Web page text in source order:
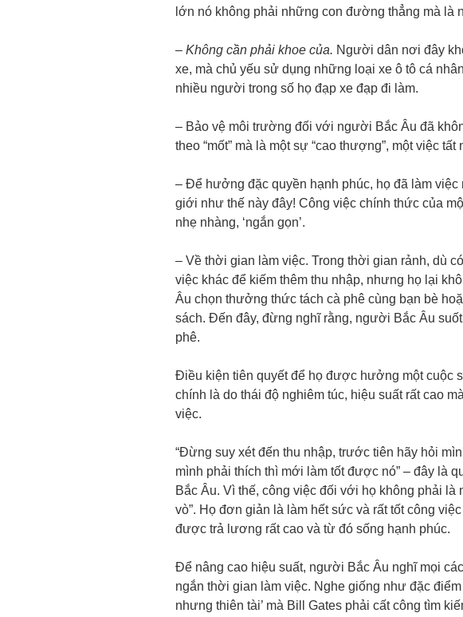
lớn nó không phải những con đường thẳng mà là
– Không cần phải khoe của. Người dân nơi đây
xe, mà chủ yếu sử dụng những loại xe ô tô cá
nhiều người trong số họ đạp xe đạp đi làm.
– Bảo vệ môi trường đối với người Bắc Âu đã
theo “mốt” mà là một sự “cao thượng”, một việc tất
– Để hưởng đặc quyền hạnh phúc, họ đã làm việc
giới như thế này đây! Công việc chính thức của
nhẹ nhàng, ‘ngắn gọn’.
– Về thời gian làm việc. Trong thời gian rảnh, dù
việc khác để kiếm thêm thu nhập, nhưng họ lại
Âu chọn thưởng thức tách cà phê cùng bạn bè
sách. Đến đây, đừng nghĩ rằng, người Bắc Âu
phê.
Điều kiện tiên quyết để họ được hưởng một cuộc
chính là do thái độ nghiêm túc, hiệu suất rất cao
việc.
“Đừng suy xét đến thu nhập, trước tiên hãy hỏi
mình phải thích thì mới làm tốt được nó” – đây là
Bắc Âu. Vì thế, công việc đối với họ không phải là
vò”. Họ đơn giản là làm hết sức và rất tốt công
được trả lương rất cao và từ đó sống hạnh phúc.
Để nâng cao hiệu suất, người Bắc Âu nghĩ mọi
ngắn thời gian làm việc. Nghe giống như đặc
nhưng thiên tài’ mà Bill Gates phải cất công tìm